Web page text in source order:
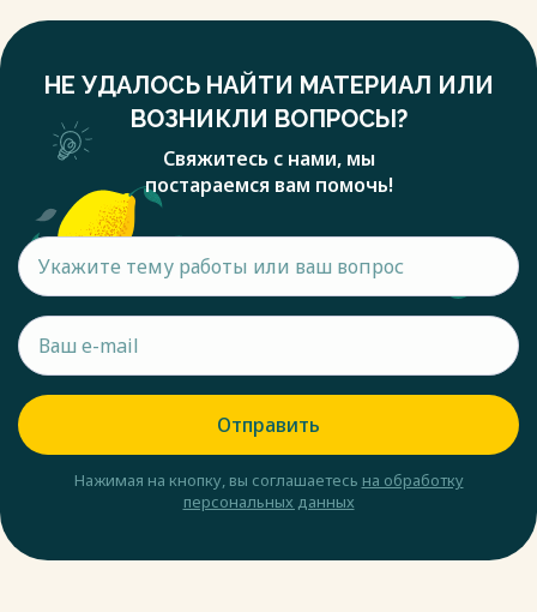
НЕ УДАЛОСЬ НАЙТИ МАТЕРИАЛ ИЛИ
ВОЗНИКЛИ ВОПРОСЫ?
Свяжитесь с нами, мы
постараемся вам помочь!
Отправить
Нажимая на кнопку, вы соглашаетесь на обработку
персональных данных